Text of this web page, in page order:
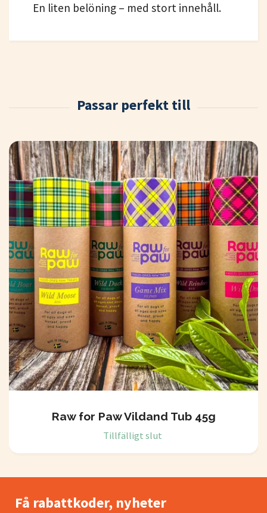
En liten belöning – med stort innehåll.
Raw for Paw Vildand Tub 45g
Tillfälligt slut
Få rabattkoder, nyheter